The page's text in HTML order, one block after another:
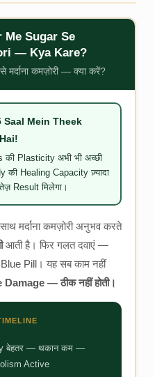
Me Sugar Se
— Kya Kare?
कमज़ोरी — क्या करें?
Mein Theek
की Plasticity अभी भी अच्छी
Healing Capacity ज़्यादा
Result मिलेगा।
मर्दाना कमज़ोरी अनुभव करते
आती है। फिर गलत दवाएं —
Pill। यह सब काम नहीं
— ठीक नहीं होती।
बेहतर — थकान कम —
Active